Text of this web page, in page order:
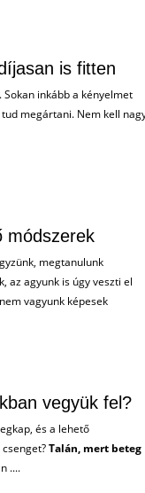
is fitten
inkább a kényelmet
megártani. Nem kell
módszerek
megtanulunk
az agyunk is úgy veszti el
vagyunk képesek
vegyük fel?
és a lehető
Talán, mert beteg
....